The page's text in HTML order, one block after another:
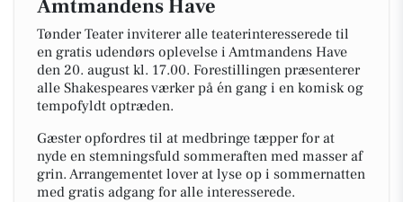
Amtmandens Have
Tønder Teater inviterer alle teaterinteresserede til
en gratis udendørs oplevelse i Amtmandens Have
den 20. august kl. 17.00. Forestillingen præsenterer
alle Shakespeares værker på én gang i en komisk og
tempofyldt optræden.
Gæster opfordres til at medbringe tæpper for at
nyde en stemningsfuld sommeraften med masser af
grin. Arrangementet lover at lyse op i sommernatten
med gratis adgang for alle interesserede.